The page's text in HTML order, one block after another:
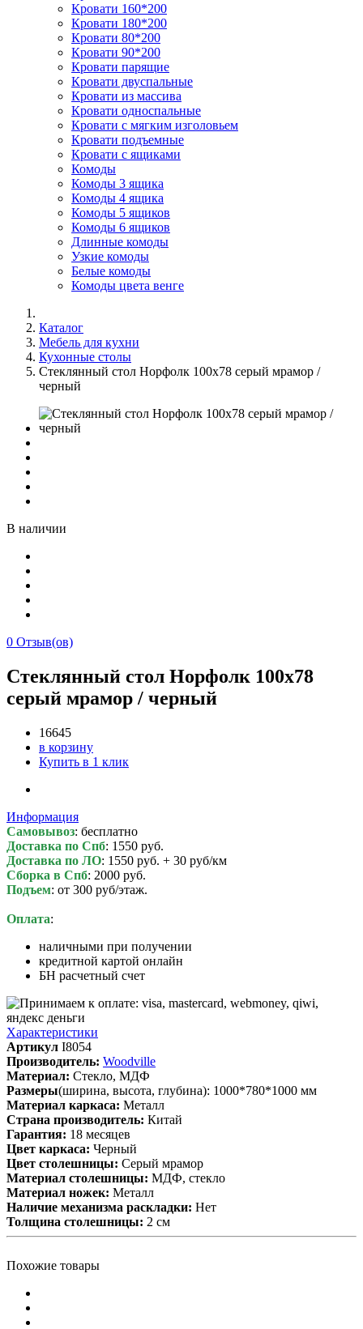
Кровати 160*200
Кровати 180*200
Кровати 80*200
Кровати 90*200
Кровати парящие
Кровати двуспальные
Кровати из массива
Кровати односпальные
Кровати с мягким изголовьем
Кровати подъемные
Кровати с ящиками
Комоды
Комоды 3 ящика
Комоды 4 ящика
Комоды 5 ящиков
Комоды 6 ящиков
Длинные комоды
Узкие комоды
Белые комоды
Комоды цвета венге
Каталог
Мебель для кухни
Кухонные столы
Стеклянный стол Норфолк 100х78 серый мрамор /
черный
В наличии
0 Отзыв(ов)
Стеклянный стол Норфолк 100х78
серый мрамор / черный
16645
в корзину
Купить в 1 клик
Информация
Самовывоз: бесплатно
Доставка по Спб: 1550 руб.
Доставка по ЛО: 1550 руб. + 30 руб/км
Сборка в Спб: 2000 руб.
Подъем: от 300 руб/этаж.
Оплата:
наличными при получении
кредитной картой онлайн
БН расчетный счет
Характеристики
Артикул I8054
Производитель: Woodville
Материал: Стекло, МДФ
Размеры(ширина, высота, глубина): 1000*780*1000 мм
Материал каркаса: Металл
Cтрана производитель: Китай
Гарантия: 18 месяцев
Цвет каркаса: Черный
Цвет столешницы: Серый мрамор
Материал столешницы: МДФ, стекло
Материал ножек: Металл
Наличие механизма раскладки: Нет
Толщина столешницы: 2 см
Похожие товары